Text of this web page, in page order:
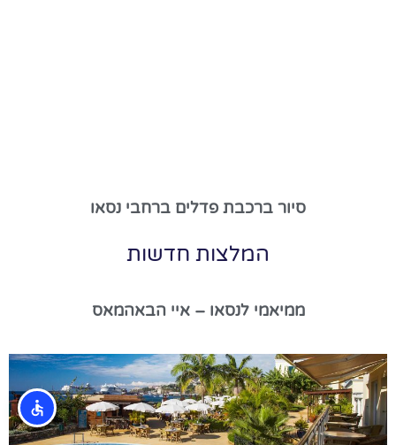
סיור ברכבת פדלים ברחבי נסאו
המלצות חדשות
ממיאמי לנסאו – איי הבאהמאס